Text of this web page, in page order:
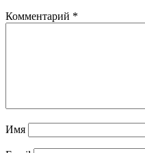
Комментарий *
Имя